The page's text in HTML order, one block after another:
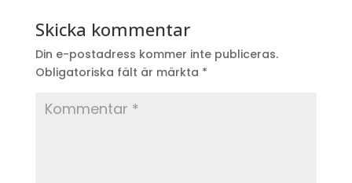
Skicka kommentar
Din e-postadress kommer inte publiceras.
Obligatoriska fält är märkta *